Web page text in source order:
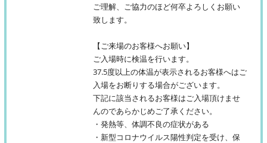
ご理解、ご協力のほど何卒よろしくお願い
致します。
【ご来場のお客様へお願い】
ご入場時に検温を行います。
37.5度以上の体温が表示されるお客様へはご
入場をお断りする場合がございます。
下記に該当されるお客様はご入場頂けませ
んのであらかじめご了承ください。
・発熱等、体調不良の症状がある
・新型コロナウイルス陽性判定を受け、保